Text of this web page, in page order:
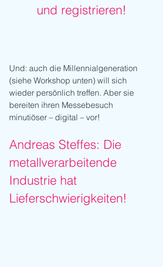
und registrieren!
Und: auch die Millennialgeneration
(siehe Workshop unten) will sich
wieder persönlich treffen. Aber sie
bereiten ihren Messebesuch
minutiöser – digital – vor!
Andreas Steffes: Die
metallverarbeitende
Industrie hat
Lieferschwierigkeiten!